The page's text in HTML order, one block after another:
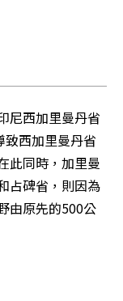
尼西加里曼丹省
西加里曼丹省
此同時，加里曼
占碑省，則因為
由原先的500公